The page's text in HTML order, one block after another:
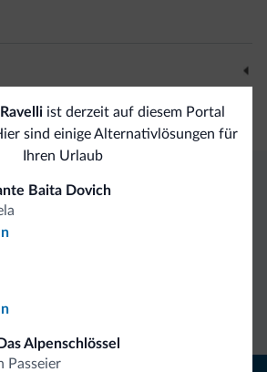
ist derzeit auf diesem Portal
sind einige Alternativlösungen für
Ihren Urlaub
Baita Dovich
Alpenschlössel
Passeier
von Dolomiti.it